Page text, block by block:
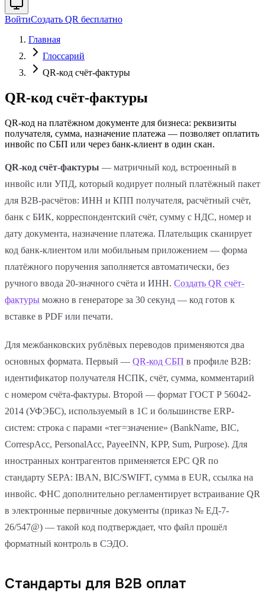
ВойтиСоздать QR бесплатно
Главная
Глоссарий
QR-код счёт-фактуры
QR-код счёт-фактуры
QR-код на платёжном документе для бизнеса: реквизиты
получателя, сумма, назначение платежа — позволяет оплатить
инвойс по СБП или через банк-клиент в один скан.
QR-код счёт-фактуры — матричный код, встроенный в
инвойс или УПД, который кодирует полный платёжный пакет
для В2В-расчётов: ИНН и КПП получателя, расчётный счёт,
банк с БИК, корреспондентский счёт, сумму с НДС, номер и
дату документа, назначение платежа. Плательщик сканирует
код банк-клиентом или мобильным приложением — форма
платёжного поручения заполняется автоматически, без
ручного ввода 20-значного счёта и ИНН. Создать QR счёт-
фактуры можно в генераторе за 30 секунд — код готов к
вставке в PDF или печати.
Для межбанковских рублёвых переводов применяются два
основных формата. Первый — QR-код СБП в профиле B2B:
идентификатор получателя НСПК, счёт, сумма, комментарий
с номером счёта-фактуры. Второй — формат ГОСТ Р 56042-
2014 (УФЭБС), используемый в 1С и большинстве ERP-
систем: строка с парами «тег=значение» (BankName, BIC,
CorrespAcc, PersonalAcc, PayeeINN, KPP, Sum, Purpose). Для
иностранных контрагентов применяется EPC QR по
стандарту SEPA: IBAN, BIC/SWIFT, сумма в EUR, ссылка на
инвойс. ФНС дополнительно регламентирует встраивание QR
в электронные первичные документы (приказ № ЕД-7-
26/547@) — такой код подтверждает, что файл прошёл
форматный контроль в СЭДО.
Стандарты для В2В оплат